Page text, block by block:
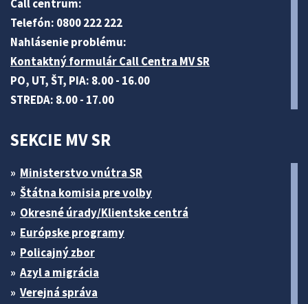
Call centrum:
Telefón: 0800 222 222
Nahlásenie problému:
Kontaktný formulár Call Centra MV SR
PO, UT, ŠT, PIA: 8.00 - 16.00
STREDA: 8.00 - 17.00
SEKCIE MV SR
Ministerstvo vnútra SR
Štátna komisia pre volby
Okresné úrady/Klientske centrá
Európske programy
Policajný zbor
Azyl a migrácia
Verejná správa